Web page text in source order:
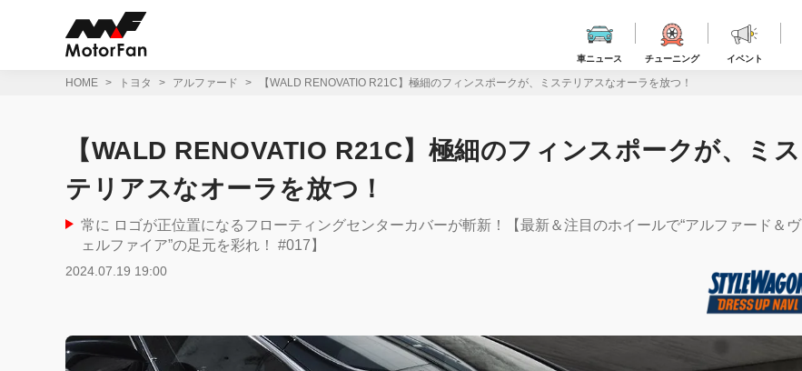
車ニュース チューニング イベント
HOME トヨタ アルファード 【WALD RENOVATIO R21C】極細のフィンスポークが、ミステリアスなオーラを放つ！
【WALD RENOVATIO R21C】極細のフィンスポークが、ミス
テリアスなオーラを放つ！
常に ロゴが正位置になるフローティングセンターカバーが斬新！【最新＆注目のホイールで“アルファード＆ヴ
ェルファイア”の足元を彩れ！ #017】
2024.07.19 19:00